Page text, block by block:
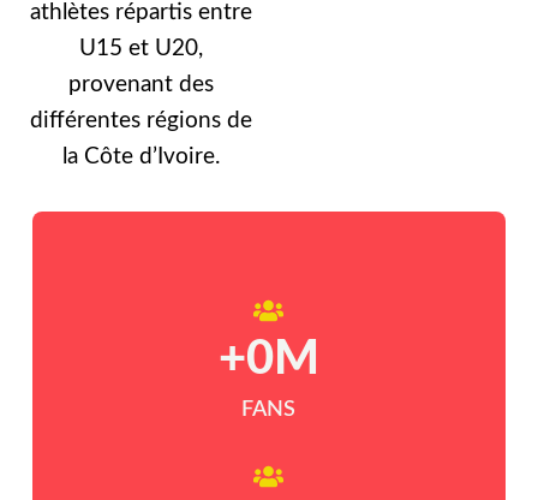
athlètes répartis entre
U15 et U20,
provenant des
différentes régions de
la Côte d’Ivoire.
FANS
+0 M